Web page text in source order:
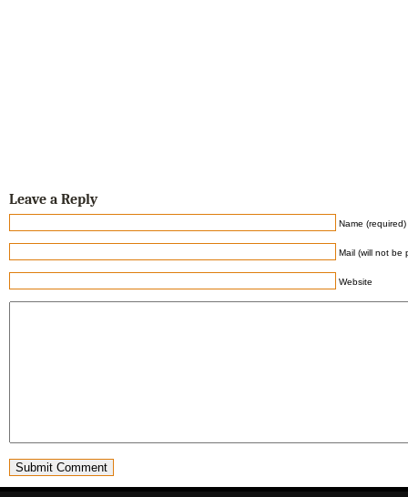
Leave a Reply
Name (required)
Mail (will not be
Website